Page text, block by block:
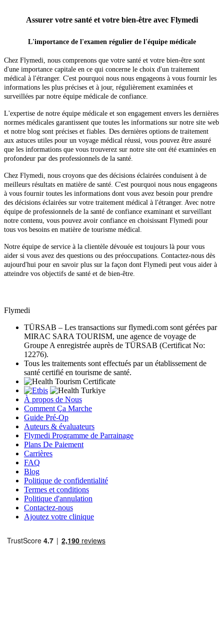
Assurer votre santé et votre bien-être avec Flymedi
L'importance de l'examen régulier de l'équipe médicale
Chez Flymedi, nous comprenons que votre santé et votre bien-être sont
d'une importance capitale en ce qui concerne le choix d'un traitement
médical à l'étranger. C'est pourquoi nous nous engageons à vous fournir les
informations les plus précises et à jour, régulièrement examinées et
surveillées par notre équipe médicale de confiance.
L'expertise de notre équipe médicale et son engagement envers les dernières
normes médicales garantissent que toutes les informations sur notre site web
et notre blog sont précises et fiables. Des dernières options de traitement
aux astuces utiles pour un voyage médical réussi, vous pouvez être assuré
que les informations que vous trouverez sur notre site ont été examinées en
profondeur par des professionnels de la santé.
Chez Flymedi, nous croyons que des décisions éclairées conduisent à de
meilleurs résultats en matière de santé. C'est pourquoi nous nous engageons
à vous fournir toutes les informations dont vous avez besoin pour prendre
des décisions éclairées sur votre traitement médical à l'étranger. Avec notre
équipe de professionnels de la santé de confiance examinant et surveillant
notre contenu, vous pouvez avoir confiance en choisissant Flymedi pour
tous vos besoins en matière de tourisme médical.
Notre équipe de service à la clientèle dévouée est toujours là pour vous
aider si vous avez des questions ou des préoccupations. Contactez-nous dès
aujourd'hui pour en savoir plus sur la façon dont Flymedi peut vous aider à
atteindre vos objectifs de santé et de bien-être.
Flymedi
TÜRSAB – Les transactions sur flymedi.com sont gérées par
MIRAC SARA TOURISM, une agence de voyage de
Groupe A enregistrée auprès de TÜRSAB (Certificat No:
12276).
Tous les traitements sont effectués par un établissement de
santé certifié en tourisme de santé.
À propos de Nous
Comment Ça Marche
Guide Pré-Op
Auteurs & évaluateurs
Flymedi Programme de Parrainage
Plans De Paiement
Carrières
FAQ
Blog
Politique de confidentialité
Termes et conditions
Politique d'annulation
Contactez-nous
Ajoutez votre clinique